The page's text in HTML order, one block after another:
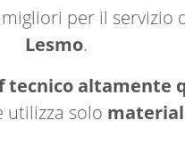
per il servizio
Lesmo.
tecnico altamente
utilizza solo